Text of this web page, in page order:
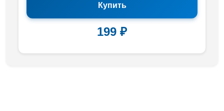
Купить
199 ₽